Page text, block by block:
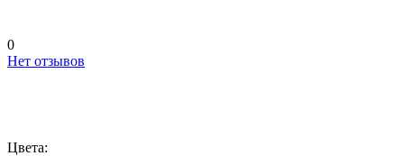
0
Нет отзывов
Цвета: